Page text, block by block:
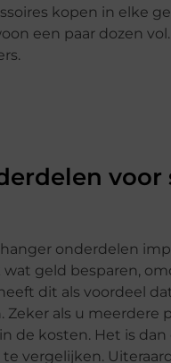
kopen in elke
een paar dozen
voor
onderdelen
geld besparen,
dit als voordeel
Zeker als u
de kosten. Het is
vergelijken.